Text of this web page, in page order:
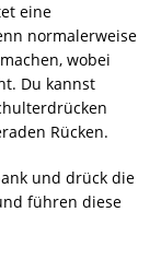
eine
normalerweise
wobei
Du kannst
Rücken.
und drück die
führen diese